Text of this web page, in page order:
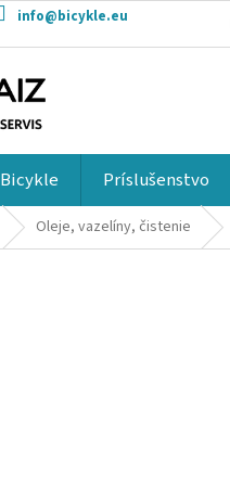
info@bicykle.eu
Bicykle Príslušenstvo
Oleje, vazelíny, čistenie